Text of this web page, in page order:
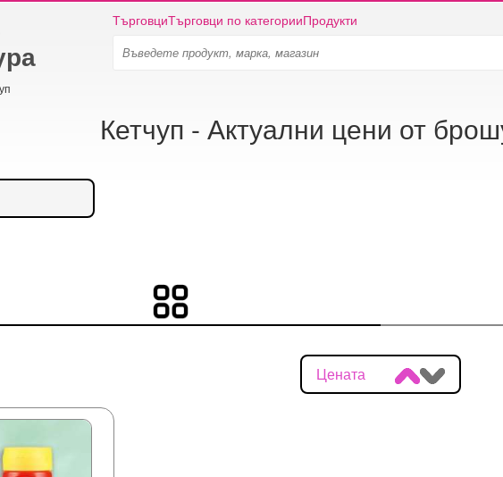
ТърговциТърговци по категорииПродукти
Кетчуп - Актуални цени от
Цената